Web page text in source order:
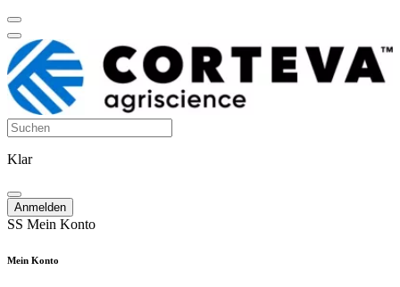
Klar
Anmelden
SS Mein Konto
Mein Konto